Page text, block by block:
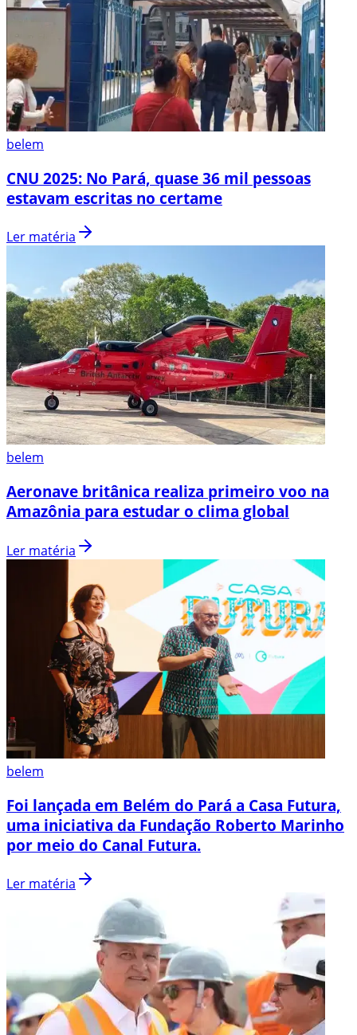
belem
CNU 2025: No Pará, quase 36 mil pessoas
estavam escritas no certame
Ler matéria
belem
Aeronave britânica realiza primeiro voo na
Amazônia para estudar o clima global
Ler matéria
belem
Foi lançada em Belém do Pará a Casa Futura,
uma iniciativa da Fundação Roberto Marinho
por meio do Canal Futura.
Ler matéria